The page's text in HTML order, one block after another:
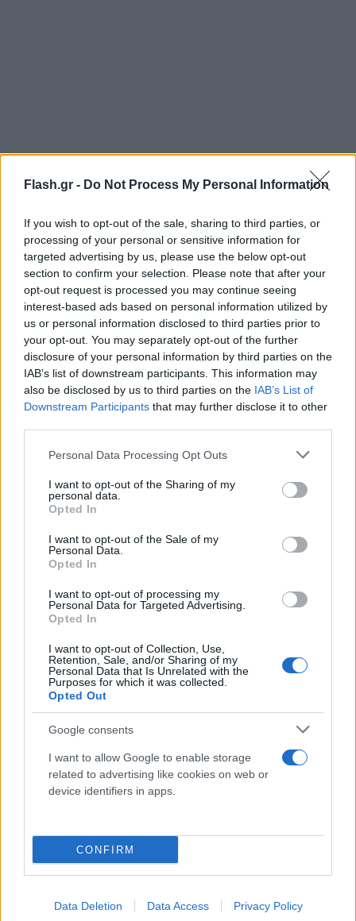
Flash.gr - Do Not Process My Personal Information
If you wish to opt-out of the sale, sharing to third parties, or
processing of your personal or sensitive information for
targeted advertising by us, please use the below opt-out
section to confirm your selection. Please note that after your
opt-out request is processed you may continue seeing
interest-based ads based on personal information utilized by
us or personal information disclosed to third parties prior to
your opt-out. You may separately opt-out of the further
disclosure of your personal information by third parties on the
IAB’s list of downstream participants. This information may
also be disclosed by us to third parties on the IAB’s List of
Downstream Participants that may further disclose it to other
Please note that this website/app uses one or more Google
not limited to your visit or usage behaviour. You may click to
grant or deny consent to Google and its third-party tags to
use your data for below specified purposes in below Google
consent section.
Personal Data Processing Opt Outs
I want to opt-out of the Sharing of my
personal data.
Opted In
I want to opt-out of the Sale of my
Personal Data.
Opted In
I want to opt-out of processing my
Personal Data for Targeted Advertising.
Opted In
I want to opt-out of Collection, Use,
Retention, Sale, and/or Sharing of my
Personal Data that Is Unrelated with the
Purposes for which it was collected.
Opted Out
Google consents
I want to allow Google to enable storage
related to advertising like cookies on web or
device identifiers in apps.
CONFIRM
Data Deletion Data Access Privacy Policy
«Χθες η κάμερα ενός απλού οπαδού του ΑΡΗ Midea,
«τσάκωσε» αυτόν τον απίθανο πιτσιρίκο που πήγε
αεροδρόμιο με…. πατερίτσες! Εσένα μικρέ σε
θέλουμε αύριο στο γήπεδο! Διαδώστε το, βρείτε τον
και αύριο, στον αγώνα με την Τρέντο, θα είναι μέσα
στο «Nick Galis Hall» και μάλιστα ακριβώς 27 λεπτά
πριν την έναρξη του αγώνα, θα βρίσκεται μπροστά
στην Αψίδα Εισόδου της ομάδας για να δώσει το
πρώτο High-Five της βραδιάς! Κοινοποιήστε